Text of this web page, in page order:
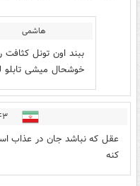
هاشمی
ببند اون تونل
خوشحال میشی تابلو
عقل که نباشد جان در عذاب
کنه